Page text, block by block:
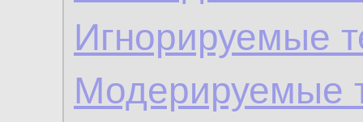
Игнорируемые
Модерируемые